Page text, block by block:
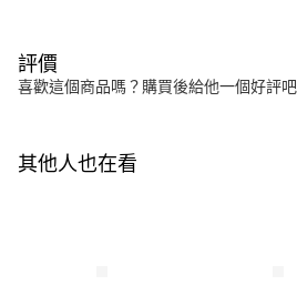
評價
喜歡這個商品嗎？購買後給他一個好評吧
其他人也在看